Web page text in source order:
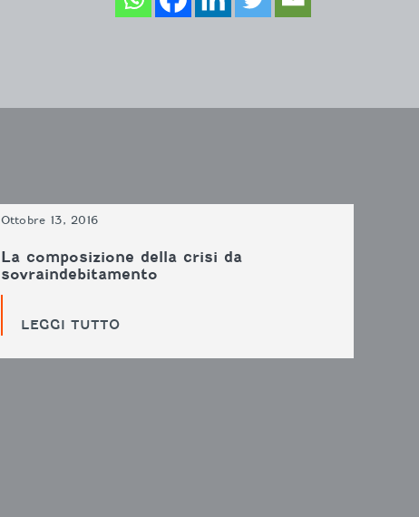
Ottobre 13, 2016
La composizione della crisi da
sovraindebitamento
LEGGI TUTTO